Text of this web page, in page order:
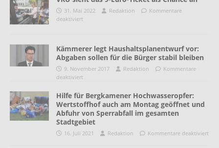
31. Mai 2022 Redaktion
Kommentare
deaktiviert
Kämmerer legt Haushaltsplanentwurf vor:
Abgaben sollen für die Bürger stabil bleiben
9. November 2017 Redaktion
Kommentare
deaktiviert
Hilfe für Bergkamener Hochwasseropfer:
Wertstoffhof auch am Montag geöffnet und
Abfuhr von Sperrabfall im gesamten
Stadtgebiet
16. Juli 2021 Redaktion Kommentare deaktiviert